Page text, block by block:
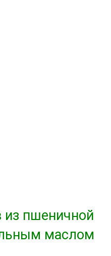
из пшеничной
маслом